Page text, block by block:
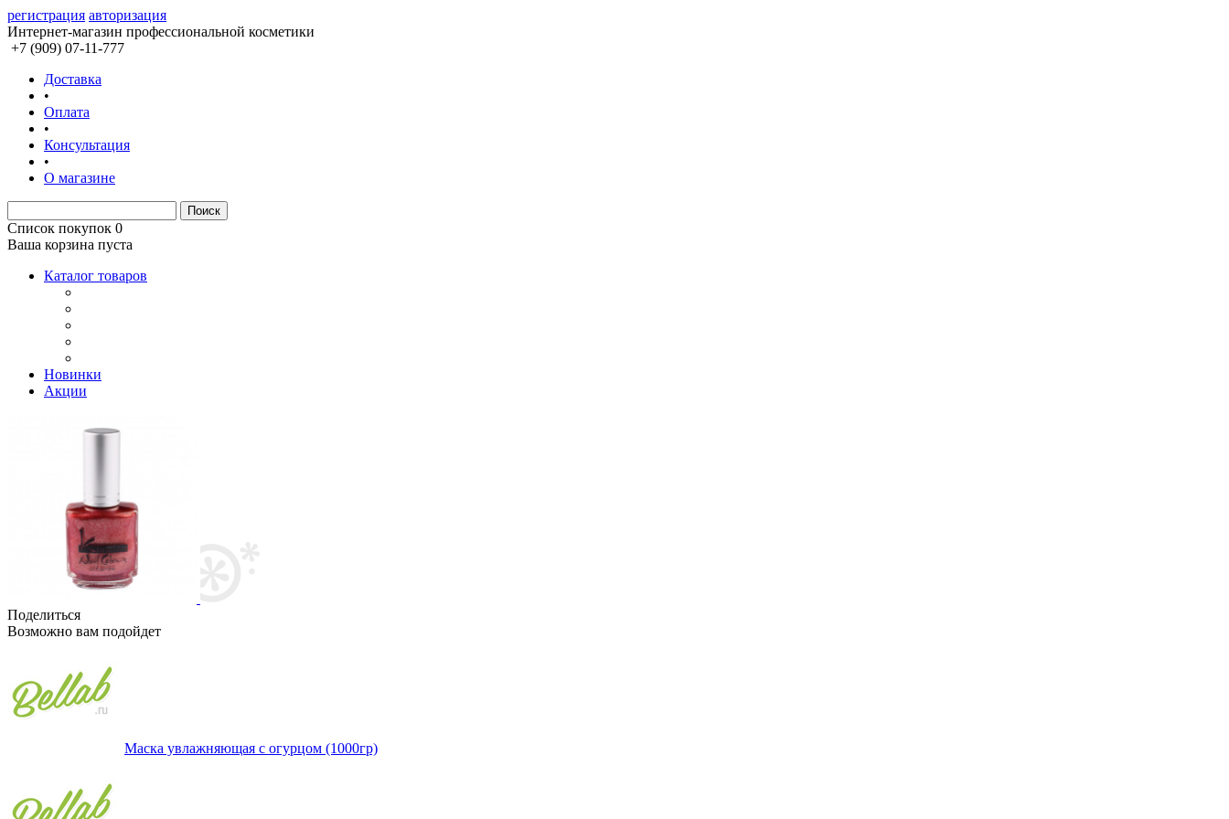
регистрация авторизация
Интернет-магазин профессиональной косметики
+7 (909) 07-11-777
Доставка
•
Оплата
•
Консультация
•
О магазине
Список покупок 0
Ваша корзина пуста
Каталог товаров
Новинки
Акции
Поделиться
Возможно вам подойдет
Маска увлажняющая с огурцом (1000гр)